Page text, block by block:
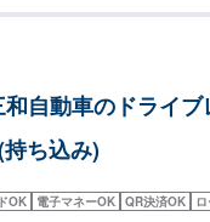
>★お安く済ませたい
お気軽にどうぞ！【1】
3】お見積りにご納得いた
)納期は前後する場合が
自動車のドライブ
ち込み)
OK 電子マネーOK QR決済OK